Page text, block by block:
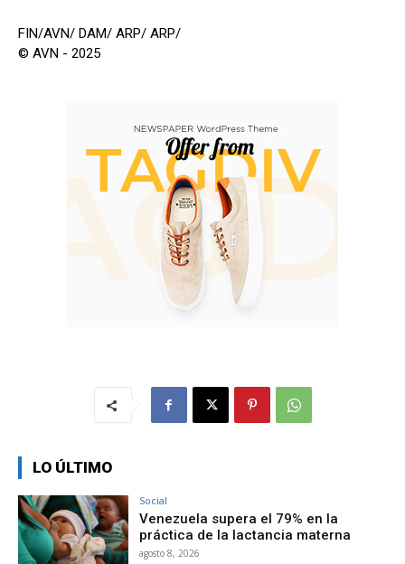
FIN/AVN/ DAM/ ARP/ ARP/
© AVN - 2025
LO ÚLTIMO
Social
Venezuela supera el 79% en la
práctica de la lactancia materna
agosto 8, 2026